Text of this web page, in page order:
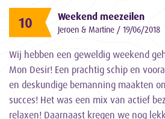
10 Weekend meezeilen
Jeroen & Martine / 19/06/2018
Wij hebben een geweldig weekend
Mon Desir! Een prachtig schip en
en deskundige bemanning maakten
succes! Het was een mix van actief
relaxen! Daarnaast kregen we nog